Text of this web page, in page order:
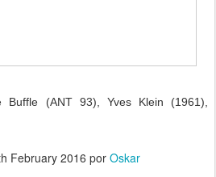
Buffle (ANT 93), Yves Klein (1961),
February 2016 por Oskar